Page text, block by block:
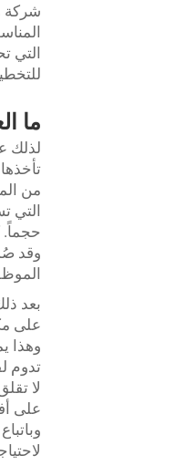
شركة
التي
ما
لذلك
من
التي
حجماً.
بعد
على
وهذا
لا
على